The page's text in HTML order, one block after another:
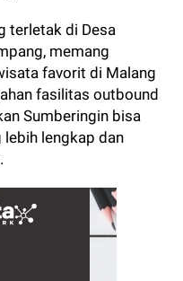
terletak di Desa
memang
favorit di Malang
fasilitas outbound
Sumberingin bisa
lengkap dan